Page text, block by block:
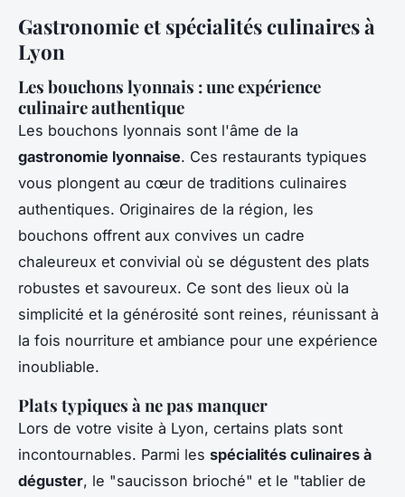
Gastronomie et spécialités culinaires à
Lyon
Les bouchons lyonnais : une expérience
culinaire authentique
Les bouchons lyonnais sont l'âme de la
gastronomie lyonnaise. Ces restaurants typiques
vous plongent au cœur de traditions culinaires
authentiques. Originaires de la région, les
bouchons offrent aux convives un cadre
chaleureux et convivial où se dégustent des plats
robustes et savoureux. Ce sont des lieux où la
simplicité et la générosité sont reines, réunissant à
la fois nourriture et ambiance pour une expérience
inoubliable.
Plats typiques à ne pas manquer
Lors de votre visite à Lyon, certains plats sont
incontournables. Parmi les spécialités culinaires à
déguster, le "saucisson brioché" et le "tablier de